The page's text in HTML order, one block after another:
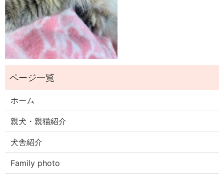
ホーム
親犬・親猫紹介
犬舎紹介
Family photo